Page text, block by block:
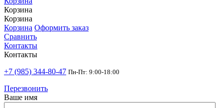
Корзина
Корзина
Корзина Оформить заказ
Сравнить
Контакты
Контакты
+7 (985) 344-80-47 Пн-Пт: 9:00-18:00
Перезвонить
Ваше имя